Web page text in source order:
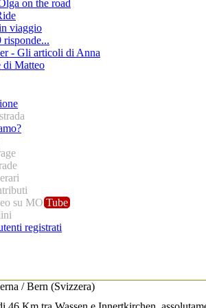
on the road
viaggio
- Gli articoli di Anna
di Matteo
su MO Tube
registrati
/ Bern (Svizzera)